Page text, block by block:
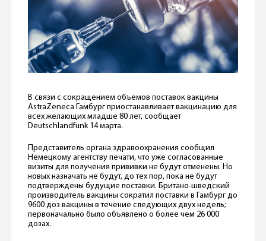
В связи с сокращением объемов поставок вакцины
AstraZeneca Гамбург приостанавливает вакцинацию для
всех желающих младше 80 лет, сообщает
Deutschlandfunk 14 марта.
Представитель органа здравоохранения сообщил
Немецкому агентству печати, что уже согласованные
визиты для получения прививки не будут отменены. Но
новых назначать не будут, до тех пор, пока не будут
подтверждены будущие поставки. Британо-шведский
производитель вакцины сократил поставки в Гамбург до
9600 доз вакцины в течение следующих двух недель;
первоначально было объявлено о более чем 26 000
дозах.